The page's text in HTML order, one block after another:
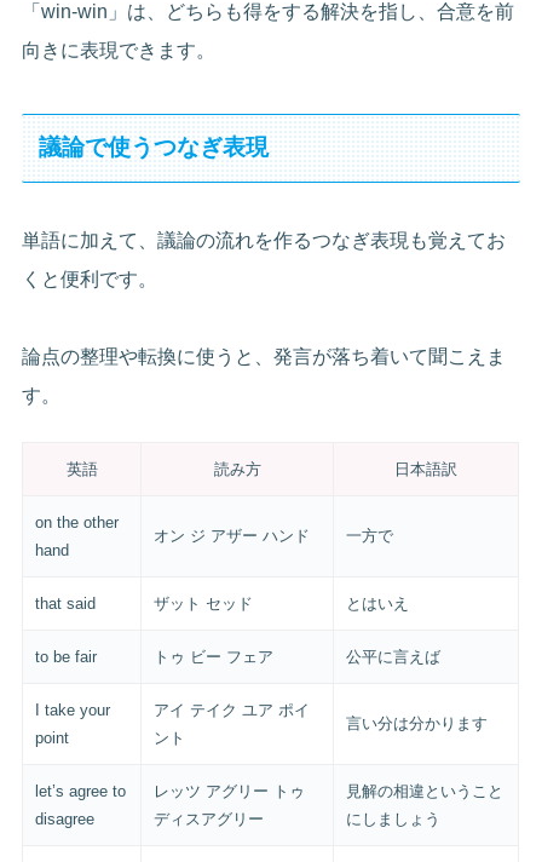
「win-win」は、どちらも得をする解決を指し、合意を前
向きに表現できます。
議論で使うつなぎ表現
単語に加えて、議論の流れを作るつなぎ表現も覚えてお
くと便利です。
論点の整理や転換に使うと、発言が落ち着いて聞こえま
す。
英語 読み方 日本語訳
on the other
hand
オン ジ アザー ハンド 一方で
that said ザット セッド とはいえ
to be fair トゥ ビー フェア 公平に言えば
I take your
point
アイ テイク ユア ポイ
ント
言い分は分かります
let’s agree to
disagree
レッツ アグリー トゥ
ディスアグリー
見解の相違ということ
にしましょう